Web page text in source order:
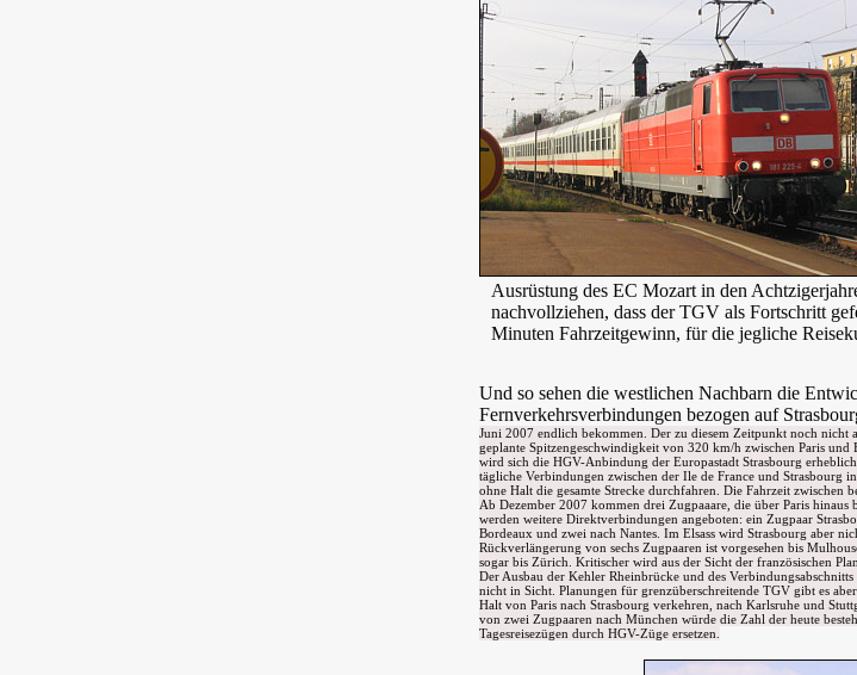
Ausrüstung des EC Mozart in den
nachvollziehen, dass der TGV als Fortschritt
Minuten Fahrzeitgewinn, für die jegliche
Und so sehen die westlichen Nachbarn die
Fernverkehrsverbindungen bezogen auf
Juni 2007 endlich bekommen. Der zu diesem Zeitpunkt noch nicht
geplante Spitzengeschwindigkeit von 320 km/h zwischen Paris
wird sich die HGV-Anbindung der Europastadt Strasbourg
tägliche Verbindungen zwischen der Ile de France und Strasbourg
ohne Halt die gesamte Strecke durchfahren. Die Fahrzeit zwischen
Ab Dezember 2007 kommen drei Zugpaaare, die über Paris
werden weitere Direktverbindungen angeboten: ein Zugpaar
Bordeaux und zwei nach Nantes. Im Elsass wird Strasbourg aber
Rückverlängerung von sechs Zugpaaren ist vorgesehen bis
sogar bis Zürich. Kritischer wird aus der Sicht der französischen
Der Ausbau der Kehler Rheinbrücke und des
nicht in Sicht. Planungen für grenzüberschreitende TGV gibt es
Halt von Paris nach Strasbourg verkehren, nach Karlsruhe und
von zwei Zugpaaren nach München würde die Zahl der heute
Tagesreisezügen durch HGV-Züge ersetzen.